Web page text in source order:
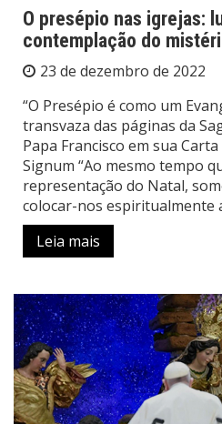
O presépio nas igrejas:
contemplação do
23 de dezembro de 2022
“O Presépio é como um
transvaza das páginas da
Papa Francisco em sua
Signum “Ao mesmo tempo
representação do Natal,
colocar-nos espiritualmente
Leia mais